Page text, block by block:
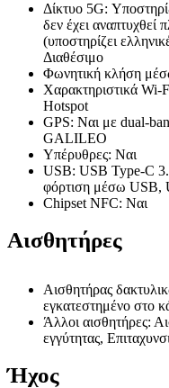
Δίκτυο 5G:
δεν έχει
(υποστηρίζει
Διαθέσιμο
Φωνητική κλήση
Χαρακτηριστικά
Hotspot
GPS: Ναι με dual-
GALILEO
Υπέρυθρες: Ναι
USB: USB Type-C
φόρτιση μέσω USB,
Chipset NFC: Ναι
Αισθητήρες
Αισθητήρας
εγκατεστημένο στο
Άλλοι αισθητήρες:
εγγύτητας,
Ήχος